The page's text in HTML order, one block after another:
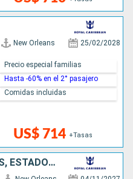
New Orleans 25/02/2028
US$ 714 +Tasas
Precio especial familias
Hasta -60% en el 2° pasajero
Comidas incluidas
MÉXICO, BELICE, HONDURAS, ESTADOS UNIDOS